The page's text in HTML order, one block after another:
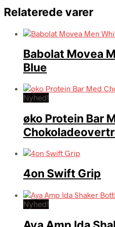
Relaterede varer
Babolat Movea
Blue
Nyhed!
øko Protein Bar
4on Swift Grip
Nyhed!